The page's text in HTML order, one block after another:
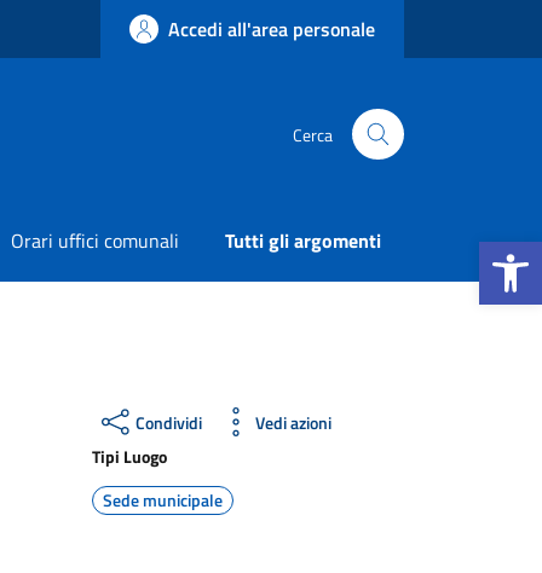
Apri la
Accedi all'area personale
Cerca
Orari uffici comunali Tutti gli argomenti
Condividi
Vedi azioni
Tipi Luogo
Sede municipale